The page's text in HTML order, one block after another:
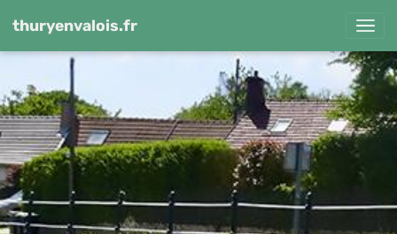
thuryenvalois.fr